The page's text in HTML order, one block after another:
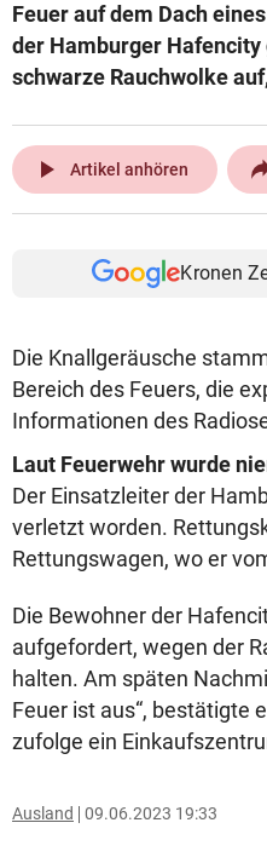
Feuer auf dem Dach
der Hamburger
schwarze Rauchwolke
play_arrow Artikel anhören
Kronen
Die Knallgeräusche
Bereich des Feuers, die
Informationen des
Laut Feuerwehr wurde
Der Einsatzleiter der
verletzt worden.
Rettungswagen, wo er
Die Bewohner der
aufgefordert, wegen der
halten. Am späten
Feuer ist aus“, bestätigte
zufolge ein
Ausland 09.06.2023 19:33